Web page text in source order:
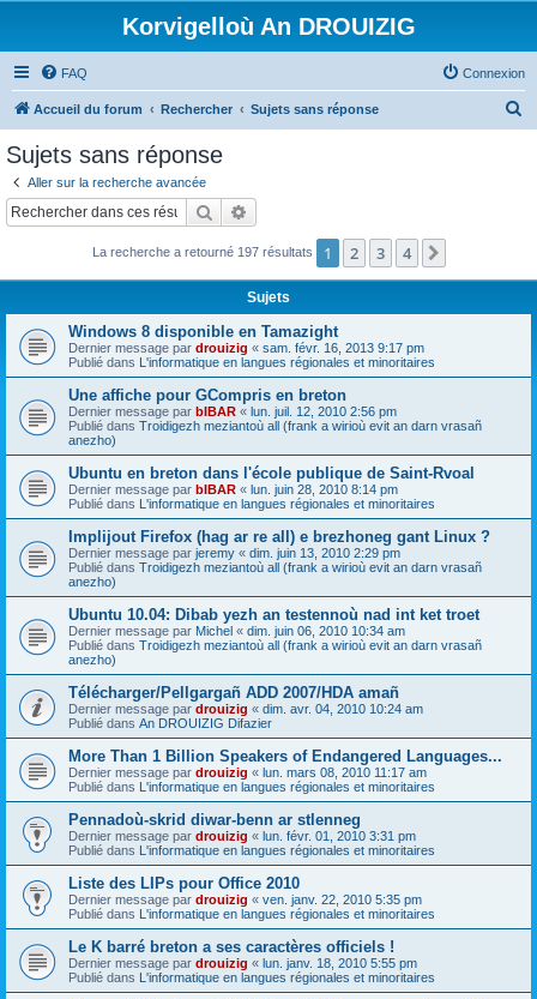
Korvigelloù An DROUIZIG
FAQ Connexion
Accueil du forum Rechercher Sujets sans réponse
c
Sujets sans réponse
Aller sur la recherche avancée
Rechercher
La recherche a retourné 197 résultats 1 2 3 4
Sujets
Windows 8 disponible en Tamazight
Dernier message par drouizig « sam. févr. 16, 2013 9:17 pm
Publié dans L'informatique en langues régionales et minoritaires
Une affiche pour GCompris en breton
Dernier message par bIBAR « lun. juil. 12, 2010 2:56 pm
Publié dans Troidigezh meziantoù all (frank a wirioù evit an darn vrasañ
anezho)
Ubuntu en breton dans l'école publique de Saint-Rvoal
Dernier message par bIBAR « lun. juin 28, 2010 8:14 pm
Publié dans L'informatique en langues régionales et minoritaires
Implijout Firefox (hag ar re all) e brezhoneg gant Linux ?
Dernier message par jeremy « dim. juin 13, 2010 2:29 pm
Publié dans Troidigezh meziantoù all (frank a wirioù evit an darn vrasañ
anezho)
Ubuntu 10.04: Dibab yezh an testennoù nad int ket troet
Dernier message par Michel « dim. juin 06, 2010 10:34 am
Publié dans Troidigezh meziantoù all (frank a wirioù evit an darn vrasañ
anezho)
Télécharger/Pellgargañ ADD 2007/HDA amañ
Dernier message par drouizig « dim. avr. 04, 2010 10:24 am
Publié dans An DROUIZIG Difazier
More Than 1 Billion Speakers of Endangered Languages...
Dernier message par drouizig « lun. mars 08, 2010 11:17 am
Publié dans L'informatique en langues régionales et minoritaires
Pennadoù-skrid diwar-benn ar stlenneg
Dernier message par drouizig « lun. févr. 01, 2010 3:31 pm
Publié dans L'informatique en langues régionales et minoritaires
Liste des LIPs pour Office 2010
Dernier message par drouizig « ven. janv. 22, 2010 5:35 pm
Publié dans L'informatique en langues régionales et minoritaires
Le K barré breton a ses caractères officiels !
Dernier message par drouizig « lun. janv. 18, 2010 5:55 pm
Publié dans L'informatique en langues régionales et minoritaires